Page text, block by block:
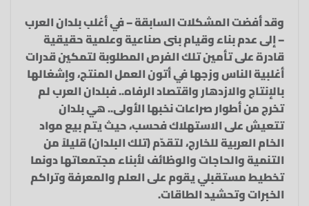
وقد أفضت المشكلات السابقة – في أغلب بلدان العرب
– إلى عدم بناء وقيام بنى صناعية وعلمية حقيقية
قادرة على تأمين تلك الفرص المطلوبة لتمكين قدرات
أغلبية الناس وزجها في أتون العمل المنتج، وإشغالها
بالإنتاج والازدهار واقتصاد الرفاه.. فبلدان العرب لم
تخرج من أطوار صراعات نخبها الأولى.. هي بلدان
تتعيش على الاستهلاك فحسب، حيث يتم بيع مواد
الخام العربية للخارج، لتقدّم (تلك البلدان) قليلاً من
التنمية والحاجات والوظائف لأبناء مجتمعاتها دونما
تخطيط مستقبلي يقوم على العلم والمعرفة وتراكم
الخبرات وتحشيد الطاقات.